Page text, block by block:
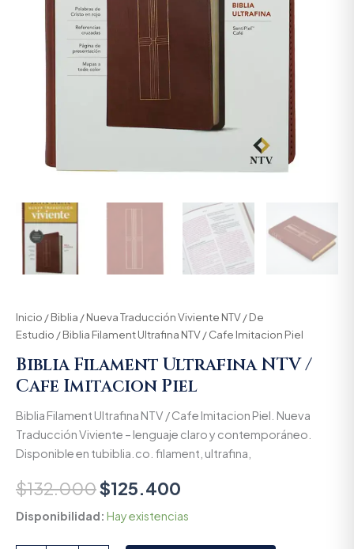
Inicio /Biblia /Nueva Traducción Viviente NTV/De
Estudio / Biblia Filament Ultrafina NTV / Cafe Imitacion Piel
Biblia Filament Ultrafina NTV /
Cafe Imitacion Piel
Biblia Filament Ultrafina NTV / Cafe Imitacion Piel. Nueva
Traducción Viviente – lenguaje claro y contemporáneo.
Disponible en tubiblia.co. filament, ultrafina,
$132.000$125.400
Disponibilidad: Hay existencias